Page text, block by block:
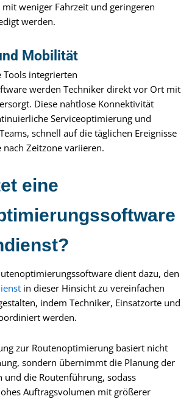
weniger Fahrzeit und geringeren
werden.
Mobilität
integrierten
werden Techniker direkt vor Ort mit
Diese nahtlose Konnektivität
Serviceoptimierung und
schnell auf die täglichen Ereignisse
nach Zeitzone variieren.
eine
dient dazu, den
in dieser Hinsicht zu vereinfachen
indem Techniker, Einsatzorte und
werden.
zur Routenoptimierung basiert nicht
sondern übernimmt die Planung der
und die Routenführung, sodass
Auftragsvolumen mit größerer